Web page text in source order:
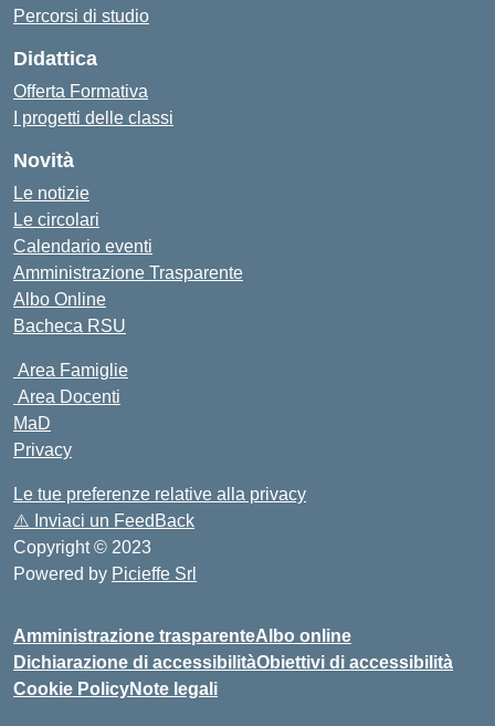
Percorsi di studio
Didattica
Offerta Formativa
I progetti delle classi
Novità
Le notizie
Le circolari
Calendario eventi
Amministrazione Trasparente
Albo Online
Bacheca RSU
Area Famiglie
Area Docenti
MaD
Privacy
Le tue preferenze relative alla privacy
⚠️ Inviaci un FeedBack
Copyright © 2023
Powered by Picieffe Srl
Amministrazione trasparenteAlbo online
Dichiarazione di accessibilitàObiettivi di accessibilità
Cookie PolicyNote legali